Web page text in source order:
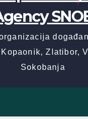
Zlatibor,
Sokobanja